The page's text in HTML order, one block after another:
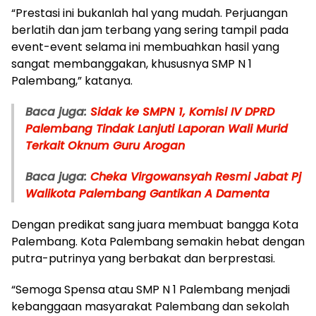
“Prestasi ini bukanlah hal yang mudah. Perjuangan
berlatih dan jam terbang yang sering tampil pada
event-event selama ini membuahkan hasil yang
sangat membanggakan, khususnya SMP N 1
Palembang,” katanya.
Baca juga: Sidak ke SMPN 1, Komisi IV DPRD
Palembang Tindak Lanjuti Laporan Wali Murid
Terkait Oknum Guru Arogan
Baca juga: Cheka Virgowansyah Resmi Jabat Pj
Walikota Palembang Gantikan A Damenta
Dengan predikat sang juara membuat bangga Kota
Palembang. Kota Palembang semakin hebat dengan
putra-putrinya yang berbakat dan berprestasi.
“Semoga Spensa atau SMP N 1 Palembang menjadi
kebanggaan masyarakat Palembang dan sekolah